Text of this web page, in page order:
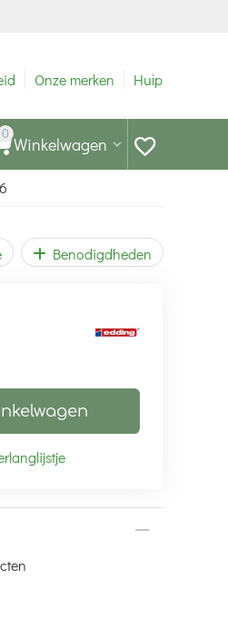
Onze merken Hulp
0 Winkelwagen
Benodigdheden